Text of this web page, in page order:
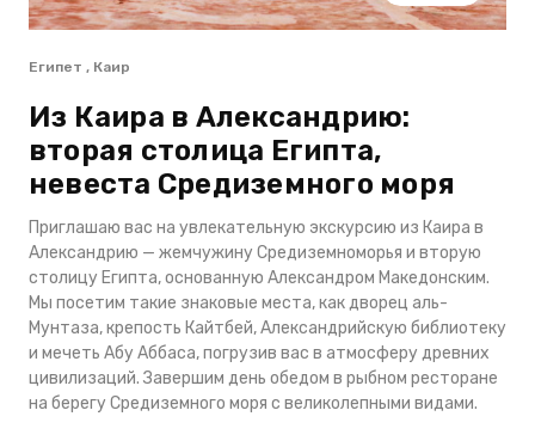
Египет , Каир
Из Каира в Александрию:
вторая столица Египта,
невеста Средиземного моря
Приглашаю вас на увлекательную экскурсию из Каира в
Александрию — жемчужину Средиземноморья и вторую
столицу Египта, основанную Александром Македонским.
Мы посетим такие знаковые места, как дворец аль-
Мунтаза, крепость Кайтбей, Александрийскую библиотеку
и мечеть Абу Аббаса, погрузив вас в атмосферу древних
цивилизаций. Завершим день обедом в рыбном ресторане
на берегу Средиземного моря с великолепными видами.